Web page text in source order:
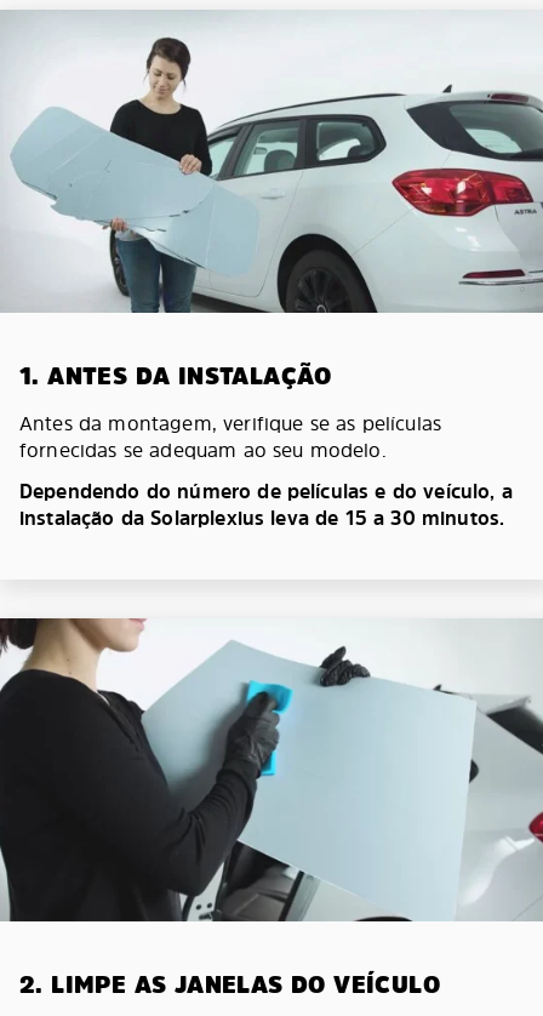
1. ANTES DA INSTALAÇÃO
Antes da montagem, verifique se as películas
fornecidas se adequam ao seu modelo.
Dependendo do número de películas e do veículo, a
instalação da Solarplexius leva de 15 a 30 minutos.
2. LIMPE AS JANELAS DO VEÍCULO